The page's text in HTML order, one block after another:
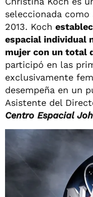
seleccionada como
2013. Koch
espacial individual
mujer con un total
participó en las
exclusivamente
desempeña en un
Asistente del
Centro Espacial